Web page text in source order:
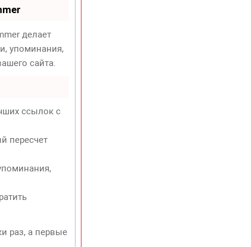
делает
упоминания,
сайта.
ссылок с
пересчет
раз, а первые